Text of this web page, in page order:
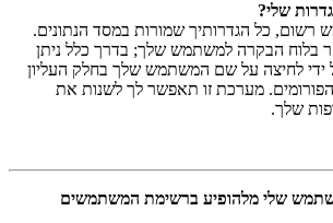
שלי?
כל הגדרותיך שמורות במסד הנתונים.
בלוח הבקרה למשתמש שלך; בדרך כלל ניתן
ידי לחיצה על שם המשתמש שלך בחלק העליון
מערכת זו תאפשר לך לשנות את
שלך.
שלי מלהופיע ברשימת המשתמשים